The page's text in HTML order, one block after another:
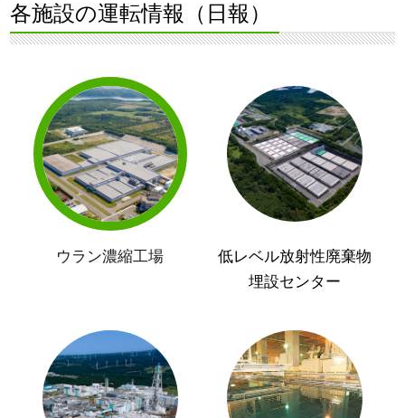
各施設の運転情報（日報）
ウラン濃縮工場
低レベル放射性廃棄物
埋設センター